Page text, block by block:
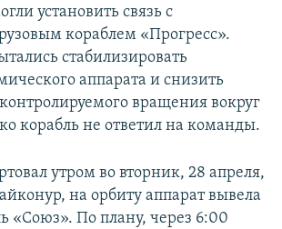
установить связь с
кораблем «Прогресс».
стабилизировать
аппарата и снизить
вращения вокруг
корабль не ответил на команды.
утром во вторник, 28 апреля,
на орбиту аппарат вывела
«Союз». По плану, через 6:00